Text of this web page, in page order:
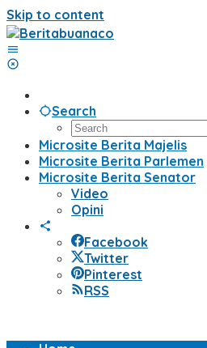
Skip to content
Search
Microsite Berita Majelis
Microsite Berita Parlemen
Microsite Berita Senator
Video
Opini
Facebook
Twitter
Pinterest
RSS